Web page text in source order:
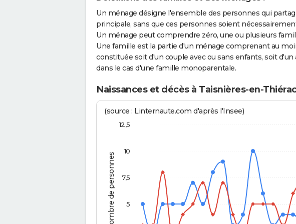
Un ménage désigne l'ensemble des personnes qui
principale, sans que ces personnes soient
Un ménage peut comprendre zéro, une ou plusieurs
Une famille est la partie d'un ménage comprenant au
constituée soit d'un couple avec ou sans enfants, soit d'un
dans le cas d'une famille monoparentale.
Naissances et décès à Taisnières-en-
Nombre de personnes
(source : Linternaute.com d'après l'Insee)
5
7,5
10
12,5